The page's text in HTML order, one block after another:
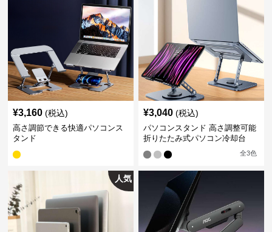
¥3,160 (税込)
高さ調節できる快適パソコンス
タンド
¥3,040 (税込)
パソコンスタンド 高さ調整可能
折りたたみ式パソコン冷却台
全3色
人気